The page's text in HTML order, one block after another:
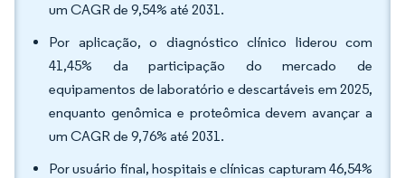
um CAGR de 9,54% até 2031.
Por aplicação, o diagnóstico clínico liderou com
41,45% da participação do mercado de
equipamentos de laboratório e descartáveis em 2025,
enquanto genômica e proteômica devem avançar a
um CAGR de 9,76% até 2031.
Por usuário final, hospitais e clínicas capturam 46,54%